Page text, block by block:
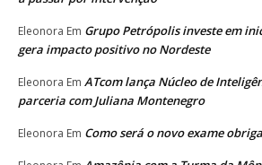
Eleonora Em Grupo Petrópolis investe em
gera impacto positivo no Nordeste
Eleonora Em ATcom lança Núcleo de
parceria com Juliana Montenegro
Eleonora Em Como será o novo exame